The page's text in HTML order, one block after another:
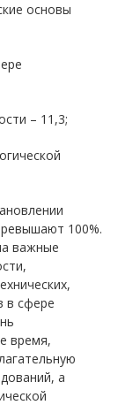
основы
– 11,3;
100%.
важные
в сфере
время,
а